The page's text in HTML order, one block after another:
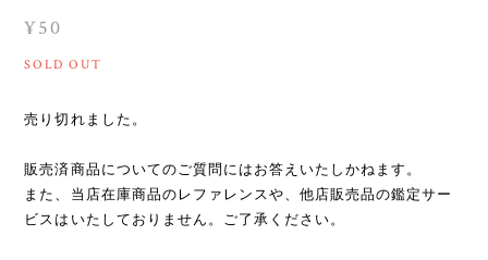
¥50
SOLD OUT
売り切れました。
販売済商品についてのご質問にはお答えいたしかねます。
また、当店在庫商品のレファレンスや、他店販売品の鑑定サー
ビスはいたしておりません。ご了承ください。